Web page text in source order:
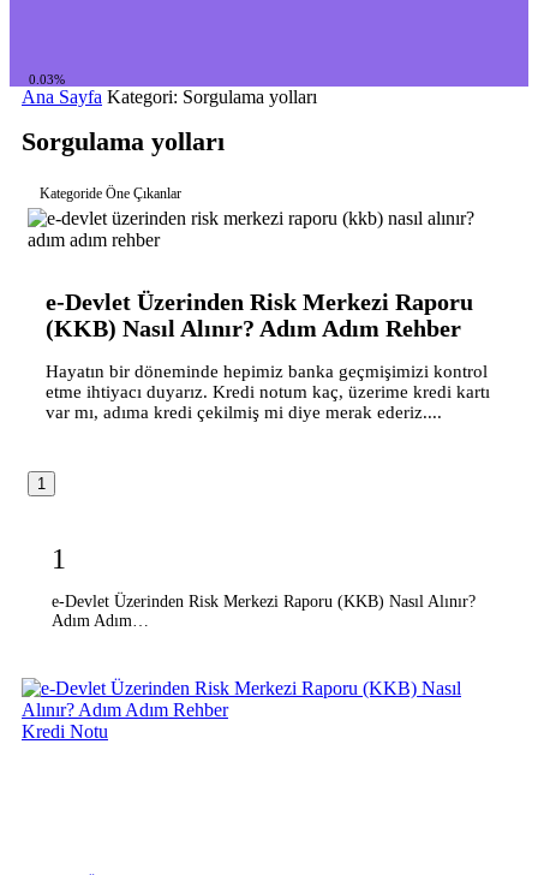
0.03%
Ana Sayfa Kategori: Sorgulama yolları
Sorgulama yolları
Kategoride Öne Çıkanlar
e-Devlet Üzerinden Risk Merkezi Raporu
(KKB) Nasıl Alınır? Adım Adım Rehber
Hayatın bir döneminde hepimiz banka geçmişimizi kontrol
etme ihtiyacı duyarız. Kredi notum kaç, üzerime kredi kartı
var mı, adıma kredi çekilmiş mi diye merak ederiz....
1
1
e-Devlet Üzerinden Risk Merkezi Raporu (KKB) Nasıl Alınır?
Adım Adım…
Kredi Notu